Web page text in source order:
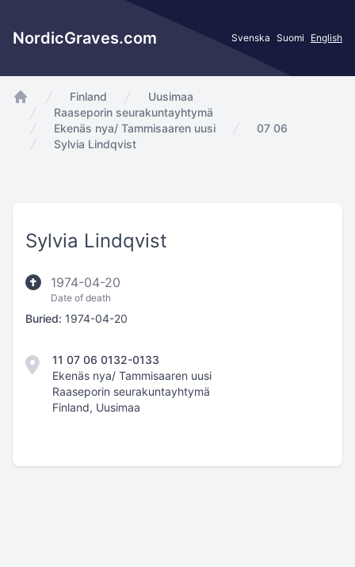
NordicGraves.com Svenska Suomi English
app.Start
Finland
Uusimaa
Raaseporin seurakuntayhtymä
Ekenäs nya/ Tammisaaren uusi
07 06
Sylvia Lindqvist
Sylvia Lindqvist
1974-04-20
Date of death
Buried: 1974-04-20
11 07 06 0132-0133
Ekenäs nya/ Tammisaaren uusi
Raaseporin seurakuntayhtymä
Finland, Uusimaa